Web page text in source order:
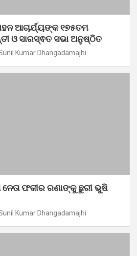
ଆଚାର୍ଯ୍ୟଙ୍କ ୧୭୫ତମ
ଓ ସାରସ୍ଵତ ସଭା ଅନୁଷ୍ଠିତ
Kumar Dhangadamajhi
ଫକୀର ରଣାଙ୍କୁ ଛୁରୀ ଭୁଷି
Kumar Dhangadamajhi